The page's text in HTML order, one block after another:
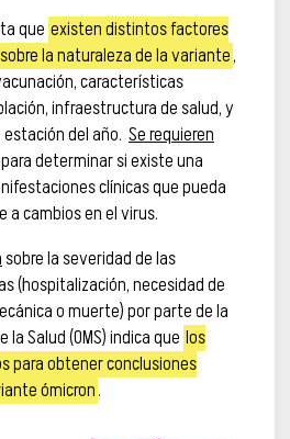
que existen distintos factores
la naturaleza de la variante,
características
infraestructura de salud, y
del año. Se requieren
para determinar si existe una
clínicas que pueda
cambios en el virus.
sobre la severidad de las
(hospitalización, necesidad de
o muerte) por parte de la
la Salud (OMS) indica que los
para obtener conclusiones
ómicron.